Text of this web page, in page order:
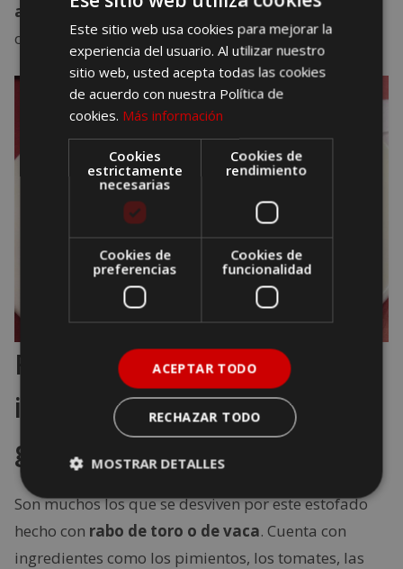
aromatizado con hierbabuena. No pierdas la
oportunidad de degustar su sabor.
Rabo de toro, manjar
imprescindible de la
gastronomía de Sevilla
Son muchos los que se desviven por este estofado
hecho con rabo de toro o de vaca. Cuenta con
ingredientes como los pimientos, los tomates, las
Este sitio web usa cookies para mejorar la
experiencia del usuario. Al utilizar nuestro
sitio web, usted acepta todas las cookies
de acuerdo con nuestra Política de
cookies. Más información
Cookies
estrictamente
necesarias
Cookies de
rendimiento
Cookies de
preferencias
Cookies de
funcionalidad
ACEPTAR TODO
RECHAZAR TODO
MOSTRAR DETALLES